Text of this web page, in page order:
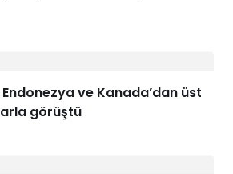
Endonezya ve Kanada’dan üst
görüştü